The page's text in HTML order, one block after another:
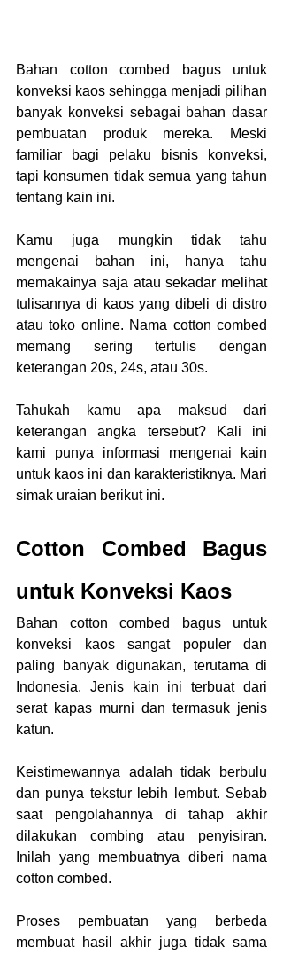
Bahan cotton combed bagus untuk
konveksi kaos sehingga menjadi pilihan
banyak konveksi sebagai bahan dasar
pembuatan produk mereka. Meski
familiar bagi pelaku bisnis konveksi,
tapi konsumen tidak semua yang tahun
tentang kain ini.
Kamu juga mungkin tidak tahu
mengenai bahan ini, hanya tahu
memakainya saja atau sekadar melihat
tulisannya di kaos yang dibeli di distro
atau toko online. Nama cotton combed
memang sering tertulis dengan
keterangan 20s, 24s, atau 30s.
Tahukah kamu apa maksud dari
keterangan angka tersebut? Kali ini
kami punya informasi mengenai kain
untuk kaos ini dan karakteristiknya. Mari
simak uraian berikut ini.
Cotton Combed Bagus
untuk Konveksi Kaos
Bahan cotton combed bagus untuk
konveksi kaos sangat populer dan
paling banyak digunakan, terutama di
Indonesia. Jenis kain ini terbuat dari
serat kapas murni dan termasuk jenis
katun.
Keistimewannya adalah tidak berbulu
dan punya tekstur lebih lembut. Sebab
saat pengolahannya di tahap akhir
dilakukan combing atau penyisiran.
Inilah yang membuatnya diberi nama
cotton combed.
Proses pembuatan yang berbeda
membuat hasil akhir juga tidak sama